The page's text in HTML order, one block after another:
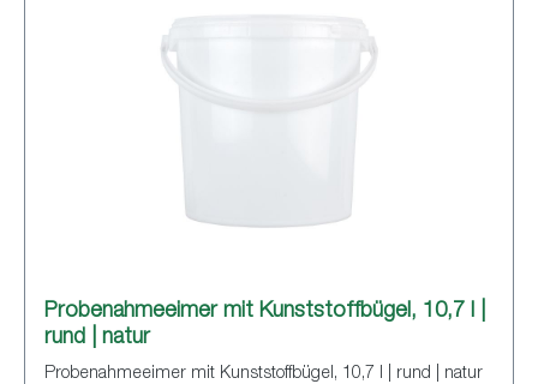
Probenahmeeimer mit Kunststoffbügel, 10,7 l |
rund | natur
Probenahmeeimer mit Kunststoffbügel, 10,7 l | rund | natur